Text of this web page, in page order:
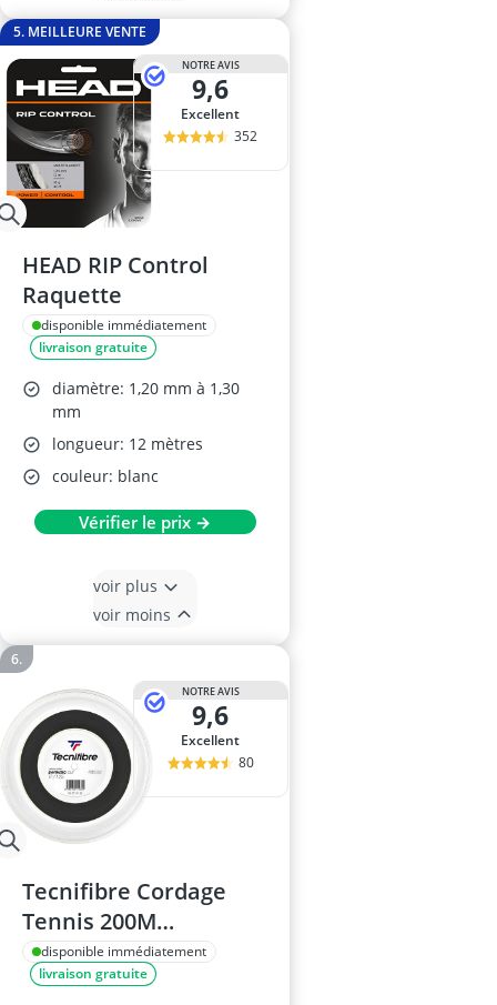
5. MEILLEURE VENTE
NOTRE AVIS
9,6
Excellent
352
HEAD RIP Control
Raquette
disponible immédiatement
livraison gratuite
diamètre: 1,20 mm à 1,30
mm
longueur: 12 mètres
couleur: blanc
Vérifier le prix →
voir plus
voir moins
NOTRE AVIS
9,6
Excellent
80
Tecnifibre Cordage
Tennis 200M
SYNTHETIC GUT 1.25
disponible immédiatement
livraison gratuite